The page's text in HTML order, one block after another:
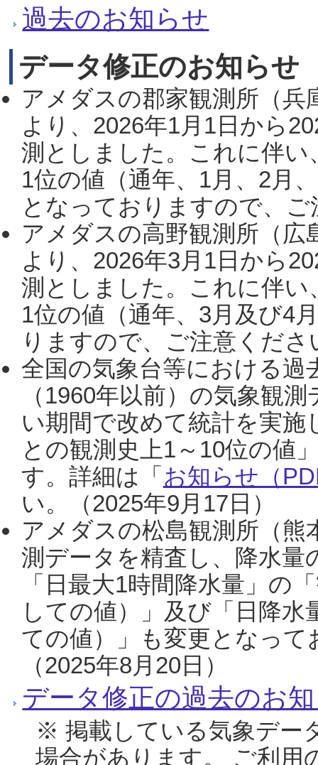
過去のお知らせ
データ修正のお知らせ
アメダスの郡家観測所（
より、2026年1月1日から
測としました。これに伴い
1位の値（通年、1月、2月
となっておりますので、
アメダスの高野観測所（
より、2026年3月1日から
測としました。これに伴い
1位の値（通年、3月及び4
りますので、ご注意くだ
全国の気象台等における過
（1960年以前）の気象観
い期間で改めて統計を実
との観測史上1～10位の値
す。詳細は「 お知らせ（
い。（2025年9月17日）
アメダスの松島観測所（熊
測データを精査し、降水
「日最大1時間降水量」の
しての値）」及び「日降
ての値）」も変更となっ
（2025年8月20日）
データ修正の過去のお
※ 掲載している気象デー
場合があります。 ご利用